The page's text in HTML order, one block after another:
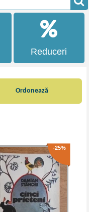
Reduceri
Ordonează
-25%